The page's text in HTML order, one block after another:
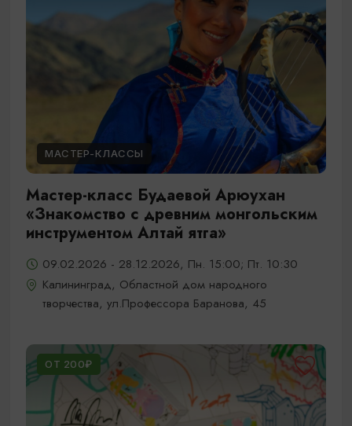
МАСТЕР-КЛАССЫ
Мастер-класс Будаевой Арюухан
«Знакомство с древним монгольским
инструментом Алтай ятга»
09.02.2026 - 28.12.2026, Пн. 15:00; Пт. 10:30
Калининград, Областной дом народного
творчества, ул.Профессора Баранова, 45
ОТ 200₽